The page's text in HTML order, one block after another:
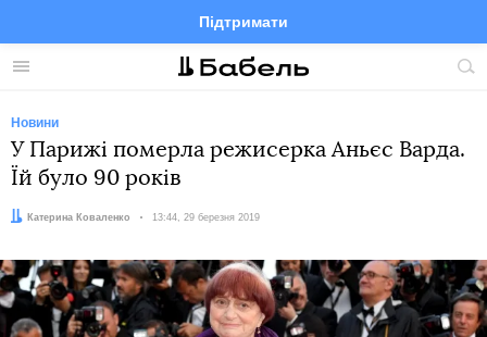
Меню
Підтримати
FacebookTelegramTwitter
Новини
У Парижі померла режисерка Аньєс Варда.
Їй було 90 років
Автор:Катерина Коваленко Дата:
13:44, 29 березня 2019